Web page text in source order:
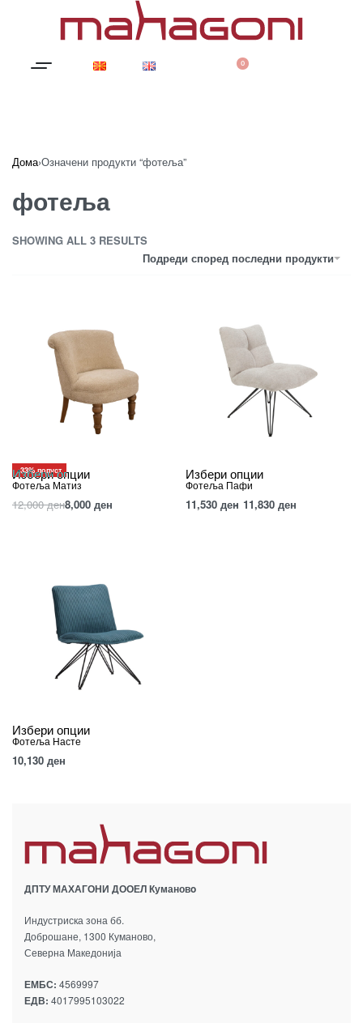
0
Дома›Означени продукти “фотеља”
фотеља
SHOWING ALL 3 RESULTS
Подреди според последни продукти
-33% попуст
Избери опции
Фотеља Матиз
12,000ден8,000 ден
Избери опции
Фотеља Пафи
11,530 ден 11,830 ден
Избери опции
Фотеља Насте
10,130 ден
ДПТУ МАХАГОНИ ДООЕЛ Кумановo
Индустриска зона бб.
Доброшане, 1300 Куманово,
Северна Македонија
ЕМБС: 4569997
ЕДВ: 4017995103022